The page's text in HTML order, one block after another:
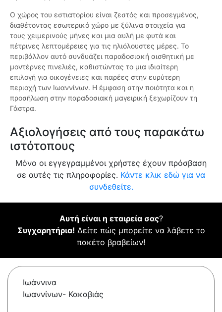
Ο χώρος του εστιατορίου είναι ζεστός και προσεγμένος,
διαθέτοντας εσωτερικό χώρο με ξύλινα στοιχεία για
τους χειμερινούς μήνες και μια αυλή με φυτά και
πέτρινες λεπτομέρειες για τις ηλιόλουστες μέρες. Το
περιβάλλον αυτό συνδυάζει παραδοσιακή αισθητική με
μοντέρνες πινελιές, καθιστώντας το μια ιδιαίτερη
επιλογή για οικογένειες και παρέες στην ευρύτερη
περιοχή των Ιωαννίνων. Η έμφαση στην ποιότητα και η
προσήλωση στην παραδοσιακή μαγειρική ξεχωρίζουν τη
Γάστρα.
Αξιολογήσεις από τους παρακάτω
ιστότοπους
Μόνο οι εγγεγραμμένοι χρήστες έχουν πρόσβαση
σε αυτές τις πληροφορίες. Κάντε κλικ εδώ για να
συνδεθείτε.
Αυτή είναι η εταιρεία σας?
Συγχαρητήρια! Δείτε πώς μπορείτε να λάβετε το
πακέτο βραβείων!
Ιωάννινα
Ιωαννίνων- Κακαβιάς